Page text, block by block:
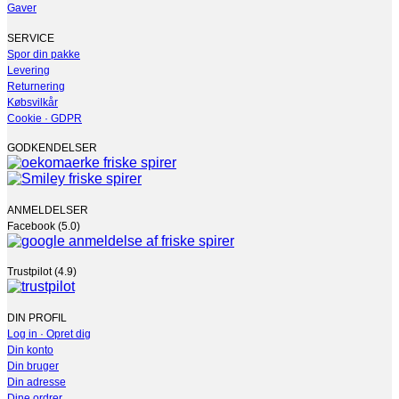
Mulighederne
vælges
på
varesiden
Gaver
SERVICE
Spor din pakke
Levering
Returnering
Købsvilkår
Cookie · GDPR
GODKENDELSER
ANMELDELSER
Facebook (5.0)
Trustpilot (4.9)
DIN PROFIL
Log in · Opret dig
Din konto
Din bruger
Din adresse